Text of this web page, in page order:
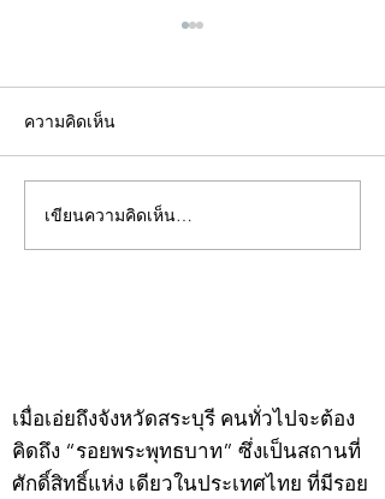
คอลัมน์"จับชีพจรวงการ
พระ"ประจำพุธที่ 29
ความคิดเห็น
เขียนความคิดเห็น…
เมื่อเอ่ยถึงจังหวัดสระบุรี คนทั่วไปจะต้อง
คิดถึง “รอยพระพุทธบาท” ซึ่งเป็นสถานที่
ศักดิ์สิทธิ์แห่ง เดียวในประเทศไทย ที่มีรอย